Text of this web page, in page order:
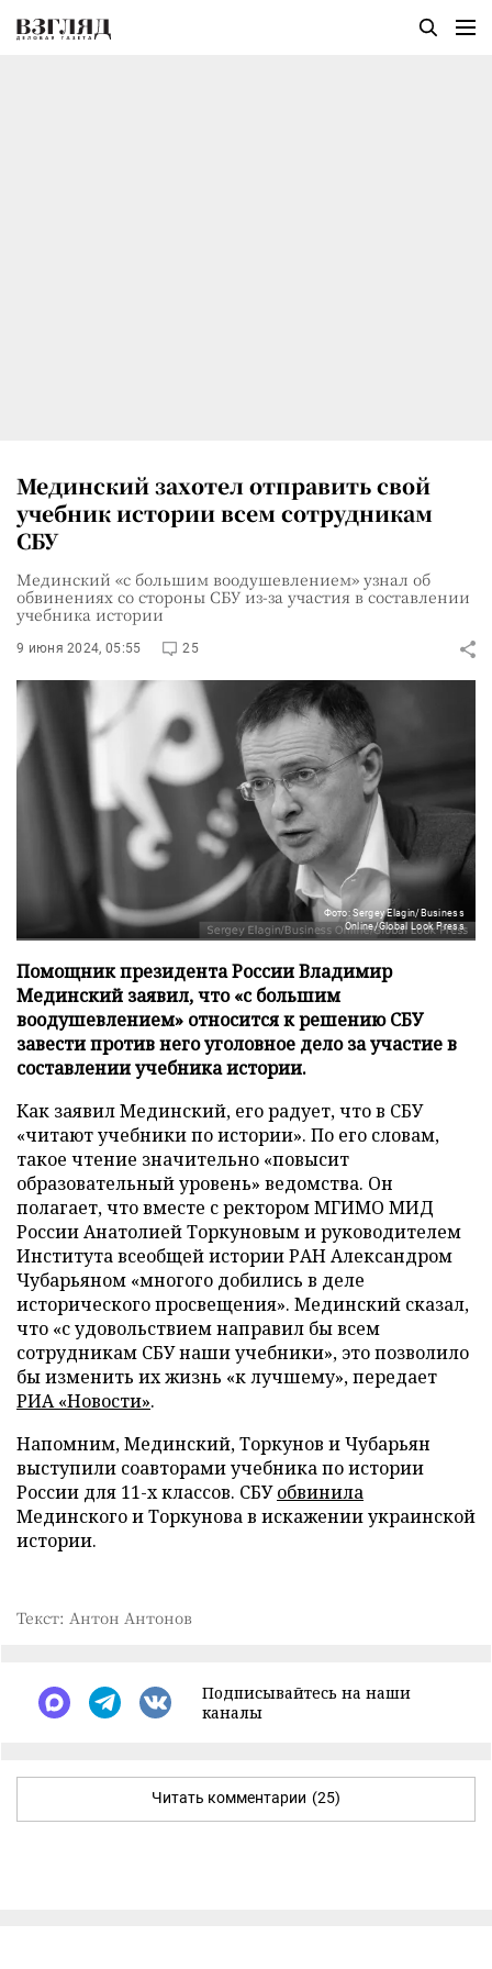
Мединский захотел отправить свой
учебник истории всем сотрудникам
СБУ
Мединский «с большим воодушевлением» узнал об
обвинениях со стороны СБУ из-за участия в составлении
учебника истории
9 июня 2024, 05:55 25
Фото: Sergey Elagin/Business
Online/Global Look Press
Помощник президента России Владимир
Мединский заявил, что «с большим
воодушевлением» относится к решению СБУ
завести против него уголовное дело за участие в
составлении учебника истории.
Как заявил Мединский, его радует, что в СБУ
«читают учебники по истории». По его словам,
такое чтение значительно «повысит
образовательный уровень» ведомства. Он
полагает, что вместе с ректором МГИМО МИД
России Анатолией Торкуновым и руководителем
Института всеобщей истории РАН Александром
Чубарьяном «многого добились в деле
исторического просвещения». Мединский сказал,
что «с удовольствием направил бы всем
сотрудникам СБУ наши учебники», это позволило
бы изменить их жизнь «к лучшему», передает
РИА «Новости».
Напомним, Мединский, Торкунов и Чубарьян
выступили соавторами учебника по истории
России для 11-х классов. СБУобвинила
Мединского и Торкунова в искажении украинской
истории.
Текст: Антон Антонов
Подписывайтесь на наши
каналы
Читать комментарии (25)